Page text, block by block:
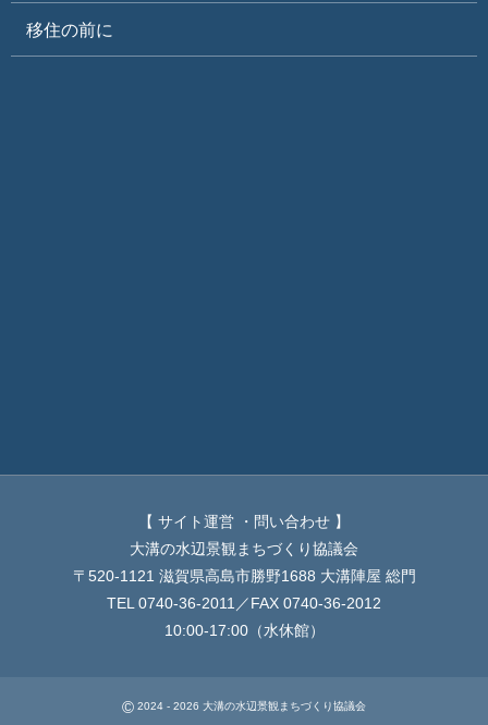
移住の前に
【 サイト運営 ・問い合わせ 】
大溝の水辺景観まちづくり協議会
〒520-1121 滋賀県高島市勝野1688 大溝陣屋 総門
TEL 0740-36-2011／FAX 0740-36-2012
10:00-17:00（水休館）
© 2024 - 2026 大溝の水辺景観まちづくり協議会